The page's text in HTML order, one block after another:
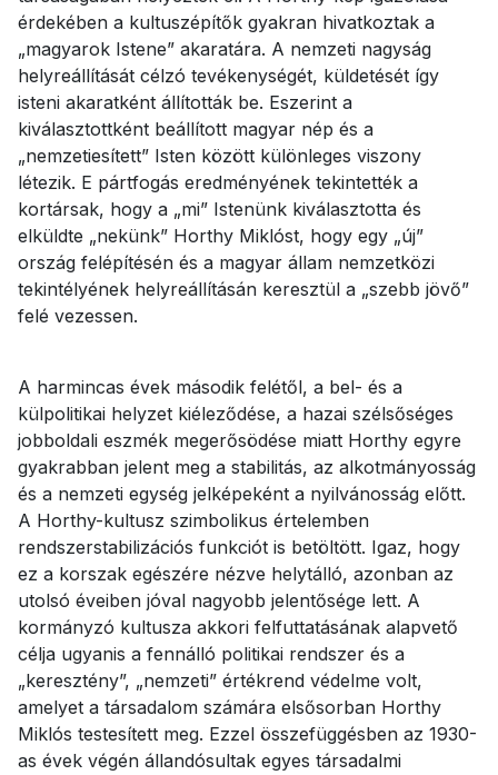
érdekében a kultuszépítők gyakran hivatkoztak a
„magyarok Istene” akaratára. A nemzeti nagyság
helyreállítását célzó tevékenységét, küldetését így
isteni akaratként állították be. Eszerint a
kiválasztottként beállított magyar nép és a
„nemzetiesített” Isten között különleges viszony
létezik. E pártfogás eredményének tekintették a
kortársak, hogy a „mi” Istenünk kiválasztotta és
elküldte „nekünk” Horthy Miklóst, hogy egy „új”
ország felépítésén és a magyar állam nemzetközi
tekintélyének helyreállításán keresztül a „szebb jövő”
felé vezessen.
A harmincas évek második felétől, a bel- és a
külpolitikai helyzet kiéleződése, a hazai szélsőséges
jobboldali eszmék megerősödése miatt Horthy egyre
gyakrabban jelent meg a stabilitás, az alkotmányosság
és a nemzeti egység jelképeként a nyilvánosság előtt.
A Horthy-kultusz szimbolikus értelemben
rendszerstabilizációs funkciót is betöltött. Igaz, hogy
ez a korszak egészére nézve helytálló, azonban az
utolsó éveiben jóval nagyobb jelentősége lett. A
kormányzó kultusza akkori felfuttatásának alapvető
célja ugyanis a fennálló politikai rendszer és a
„keresztény”, „nemzeti” értékrend védelme volt,
amelyet a társadalom számára elsősorban Horthy
Miklós testesített meg. Ezzel összefüggésben az 1930-
as évek végén állandósultak egyes társadalmi